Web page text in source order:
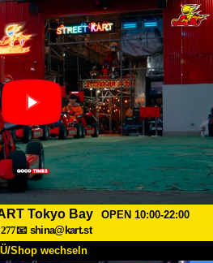
Tokyo Bay
OPEN 10:00-22:00
📧 shina@kart.st
Shop wechseln